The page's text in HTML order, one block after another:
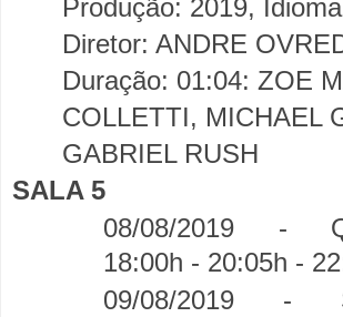
Produção: 2019,
Diretor: ANDRE
Duração: 01:04: ZOE
COLLETTI, MICHAEL
GABRIEL RUSH
SALA 5
08/08/2019 -
18:00h - 20:05h -
09/08/2019 -